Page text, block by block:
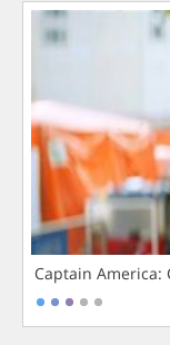
Captain America: